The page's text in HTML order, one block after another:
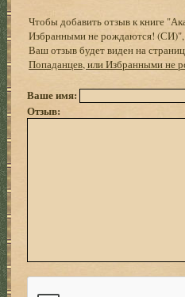
Чтобы добавить отзыв к книге
Избранными не рождаются! (СИ)",
Ваш отзыв будет виден на
Попаданцев, или Избранными не
Ваше имя:
Отзыв: